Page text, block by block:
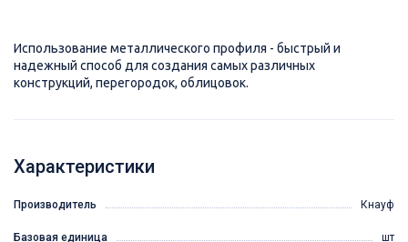
Использование металлического профиля - быстрый и
надежный способ для создания самых различных
конструкций, перегородок, облицовок.
Характеристики
Производитель Кнауф
Базовая единица шт